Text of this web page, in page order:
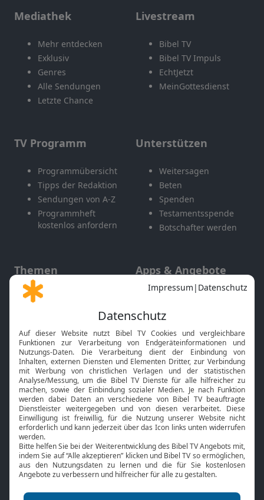
Mediathek
Mehr entdecken
Exklusiv
Genres
Alle Sendungen
Letzte Chance
Livestream
Bibel TV
Bibel TV Impuls
EchtJetzt
MeinGottesdienst
TV Programm
Programmübersicht
Tipps der Redaktion
Sendungen von A-Z
Programmheft
kostenlos anfordern
Unterstützen
Weitersagen
Beten
Spenden
Testamentsspende
Botschafter werden
Themen
Gott und Bibel erklärt
Neuigkeiten
Apps & Angebote
Mobile App
Smart TV
HbbTV
Bibelthek Online-Bibel
Nächster Gottesdienst
Bibel TV
Über uns
Jobs
Mediadaten
Service
Kontakt
TV-Empfang